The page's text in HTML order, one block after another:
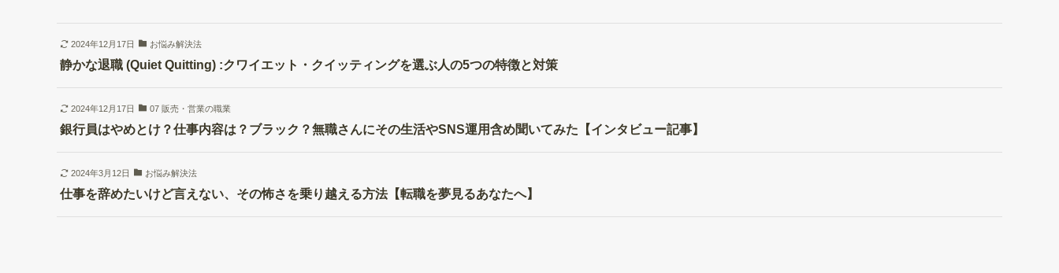
2024年12月17日 お悩み解決法
静かな退職 (Quiet Quitting) :クワイエット・クイッティングを選ぶ人の5つの特徴と対策
2024年12月17日 07 販売・営業の職業
銀行員はやめとけ？仕事内容は？ブラック？無職さんにその生活やSNS運用含め聞いてみた【インタビュー記事】
2024年3月12日 お悩み解決法
仕事を辞めたいけど言えない、その怖さを乗り越える方法【転職を夢見るあなたへ】